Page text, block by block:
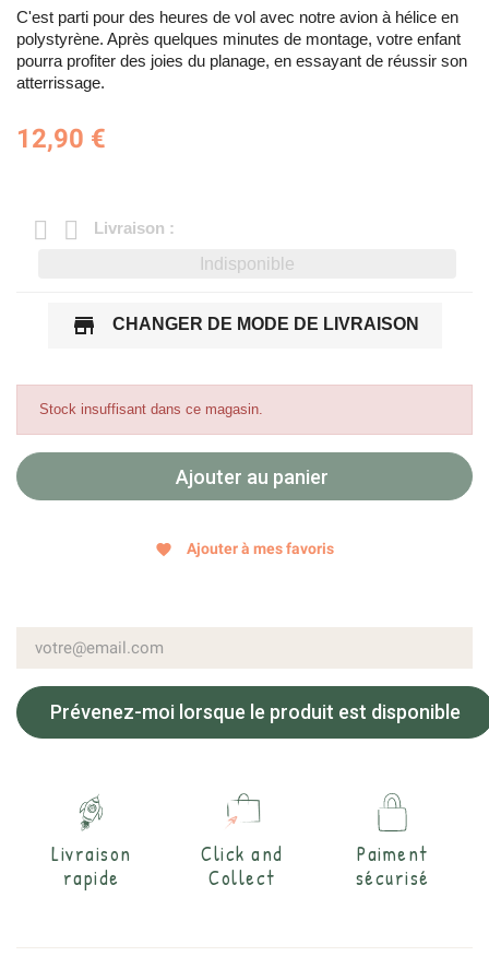
C'est parti pour des heures de vol avec notre avion à hélice en
polystyrène. Après quelques minutes de montage, votre enfant
pourra profiter des joies du planage, en essayant de réussir son
atterrissage.
12,90 €
Livraison :
Indisponible
store CHANGER DE MODE DE LIVRAISON
Stock insuffisant dans ce magasin.
Ajouter au panier
favorite Ajouter à mes favoris
Prévenez-moi lorsque le produit est disponible
Livraison
rapide
Click and
Collect
Paiment
sécurisé